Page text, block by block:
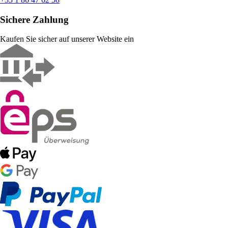
Sichere Zahlung
Kaufen Sie sicher auf unserer Website ein